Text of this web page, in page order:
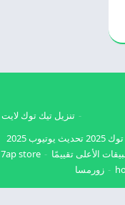
2025
تنزيل تيك توك لايت
تحديث يوتيوب 2025
الأعلى تقييمًا 7ap store
زورمسا